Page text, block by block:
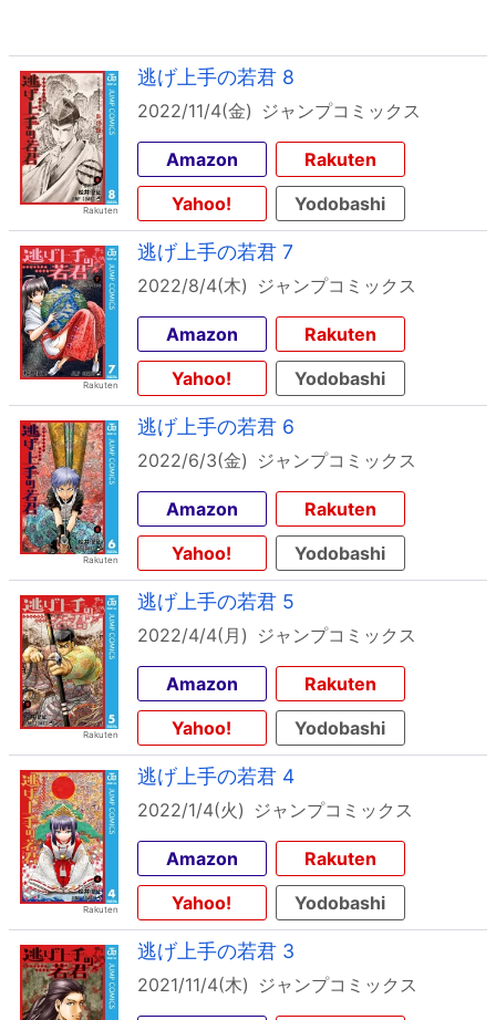
逃げ上手の若君 8
2022/11/4(金) ジャンプコミックス
Amazon
Rakuten
Yahoo!
Yodobashi
逃げ上手の若君 7
2022/8/4(木) ジャンプコミックス
Amazon
Rakuten
Yahoo!
Yodobashi
逃げ上手の若君 6
2022/6/3(金) ジャンプコミックス
Amazon
Rakuten
Yahoo!
Yodobashi
逃げ上手の若君 5
2022/4/4(月) ジャンプコミックス
Amazon
Rakuten
Yahoo!
Yodobashi
逃げ上手の若君 4
2022/1/4(火) ジャンプコミックス
Amazon
Rakuten
Yahoo!
Yodobashi
逃げ上手の若君 3
2021/11/4(木) ジャンプコミックス